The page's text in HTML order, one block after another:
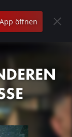
App öffnen